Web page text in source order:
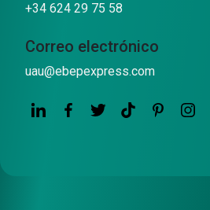
+34 624 29 75 58
Correo electrónico
uau@ebepexpress.com